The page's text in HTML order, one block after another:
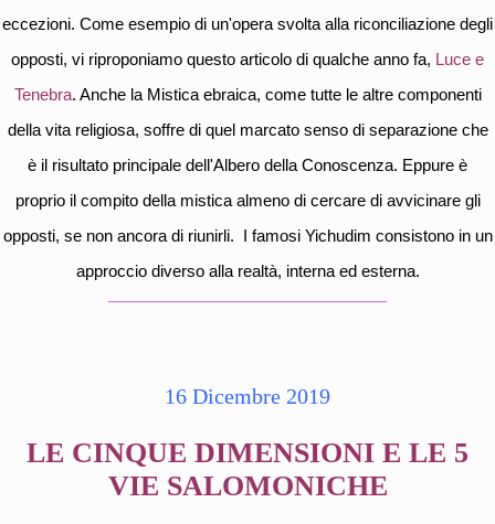
eccezioni. Come esempio di un'opera svolta alla riconciliazione degli
opposti, vi riproponiamo questo articolo di qualche anno fa, Luce e
Tenebra. Anche la Mistica ebraica, come tutte le altre componenti
della vita religiosa, soffre di quel marcato senso di separazione che
è il risultato principale dell'Albero della Conoscenza. Eppure è
proprio il compito della mistica almeno di cercare di avvicinare gli
opposti, se non ancora di riunirli. I famosi Yichudim consistono in un
approccio diverso alla realtà, interna ed esterna.
16 Dicembre 2019
LE CINQUE DIMENSIONI E LE 5
VIE SALOMONICHE